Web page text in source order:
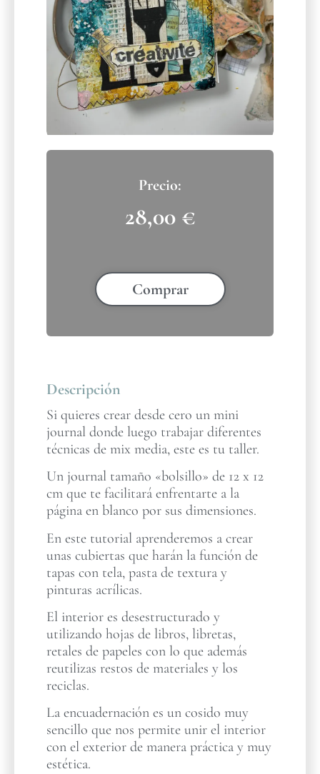
28,00 €
Comprar
Descripción
Si quieres crear desde cero un mini
journal donde luego trabajar diferentes
técnicas de mix media, este es tu taller.
Un journal tamaño «bolsillo» de 12 x 12
cm que te facilitará enfrentarte a la
página en blanco por sus dimensiones.
En este tutorial aprenderemos a crear
unas cubiertas que harán la función de
tapas con tela, pasta de textura y
pinturas acrílicas.
El interior es desestructurado y
utilizando hojas de libros, libretas,
retales de papeles con lo que además
reutilizas restos de materiales y los
reciclas.
La encuadernación es un cosido muy
sencillo que nos permite unir el interior
con el exterior de manera práctica y muy
estética.